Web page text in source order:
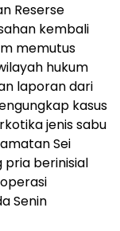
Reserse
kembali
memutus
hukum
laporan dari
kasus
jenis sabu
Sei
pria berinisial
Senin